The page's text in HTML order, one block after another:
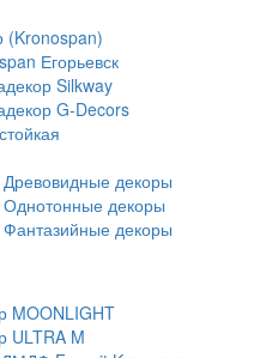
(Kronospan)
Егорьевск
Silkway
G-Decors
декоры
декоры
декоры
MOONLIGHT
ULTRA M